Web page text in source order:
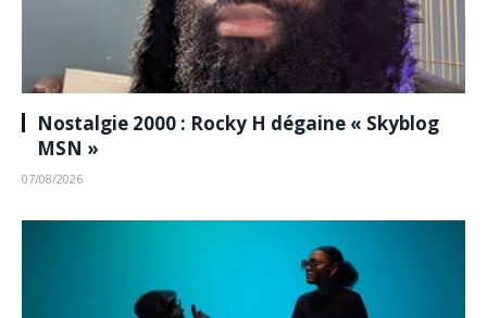
Nostalgie 2000 : Rocky H dégaine « Skyblog
MSN »
07/08/2026